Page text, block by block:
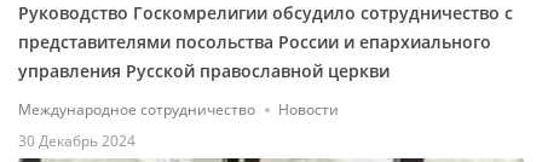
Руководство Госкомрелигии обсудило сотрудничество с
представителями посольства России и епархиального
управления Русской православной церкви
Международное сотрудничество
Новости
30 Декабрь 2024